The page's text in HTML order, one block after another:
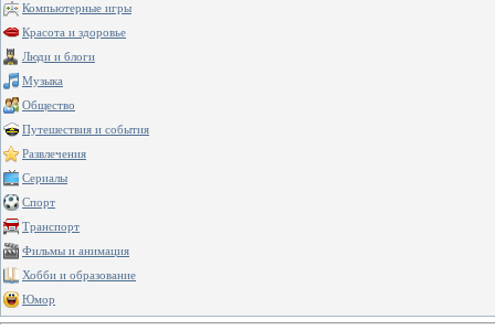
Компьютерные игры
Красота и здоровье
Люди и блоги
Музыка
Общество
Путешествия и события
Развлечения
Сериалы
Спорт
Транспорт
Фильмы и анимация
Хобби и образование
Юмор